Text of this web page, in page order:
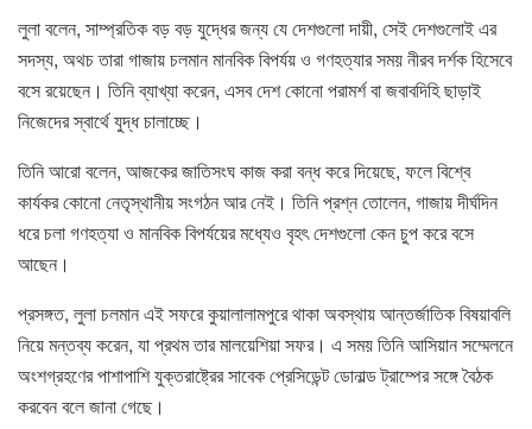
লুলা বলেন, সাম্প্রতিক বড় বড় যুদ্ধের জন্য যে দেশগুলো দায়ী, সেই দেশগুলোই এর
সদস্য, অথচ তারা গাজায় চলমান মানবিক বিপর্যয় ও গণহত্যার সময় নীরব দর্শক হিসেবে
বসে রয়েছেন। তিনি ব্যাখ্যা করেন, এসব দেশ কোনো পরামর্শ বা জবাবদিহি ছাড়াই
নিজেদের স্বার্থে যুদ্ধ চালাচ্ছে।
তিনি আরো বলেন, আজকের জাতিসংঘ কাজ করা বন্ধ করে দিয়েছে, ফলে বিশ্বে
কার্যকর কোনো নেতৃস্থানীয় সংগঠন আর নেই। তিনি প্রশ্ন তোলেন, গাজায় দীর্ঘদিন
ধরে চলা গণহত্যা ও মানবিক বিপর্যয়ের মধ্যেও বৃহৎ দেশগুলো কেন চুপ করে বসে
আছেন।
প্রসঙ্গত, লুলা চলমান এই সফরে কুয়ালালামপুরে থাকা অবস্থায় আন্তর্জাতিক বিষয়াবলি
নিয়ে মন্তব্য করেন, যা প্রথম তার মালয়েশিয়া সফর। এ সময় তিনি আসিয়ান সম্মেলনে
অংশগ্রহণের পাশাপাশি যুক্তরাষ্ট্রের সাবেক প্রেসিডেন্ট ডোনাল্ড ট্রাম্পের সঙ্গে বৈঠক
করবেন বলে জানা গেছে।